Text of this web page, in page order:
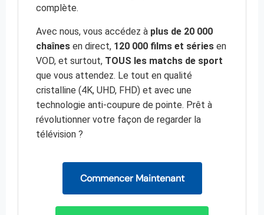
complète.
Avec nous, vous accédez à plus de 20 000
chaînes en direct, 120 000 films et séries en
VOD, et surtout, TOUS les matchs de sport
que vous attendez. Le tout en qualité
cristalline (4K, UHD, FHD) et avec une
technologie anti-coupure de pointe. Prêt à
révolutionner votre façon de regarder la
télévision ?
Commencer Maintenant